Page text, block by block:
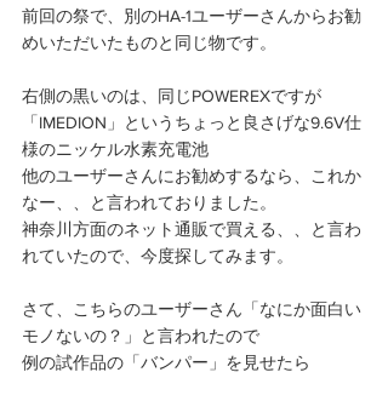
前回の祭で、別のHA-1ユーザーさんからお勧
めいただいたものと同じ物です。
右側の黒いのは、同じPOWEREXですが
「IMEDION」というちょっと良さげな9.6V仕
様のニッケル水素充電池
他のユーザーさんにお勧めするなら、これか
なー、、と言われておりました。
神奈川方面のネット通販で買える、、と言わ
れていたので、今度探してみます。
さて、こちらのユーザーさん「なにか面白い
モノないの？」と言われたので
例の試作品の「バンパー」を見せたら